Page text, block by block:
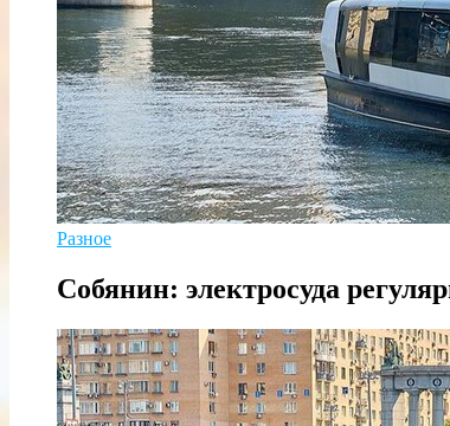
Разное
Собянин: электросуда